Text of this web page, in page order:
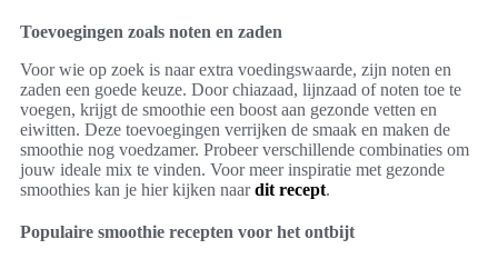
Toevoegingen zoals noten en zaden
Voor wie op zoek is naar extra voedingswaarde, zijn noten en
zaden een goede keuze. Door chiazaad, lijnzaad of noten toe te
voegen, krijgt de smoothie een boost aan gezonde vetten en
eiwitten. Deze toevoegingen verrijken de smaak en maken de
smoothie nog voedzamer. Probeer verschillende combinaties om
jouw ideale mix te vinden. Voor meer inspiratie met gezonde
smoothies kan je hier kijken naardit recept.
Populaire smoothie recepten voor het ontbijt